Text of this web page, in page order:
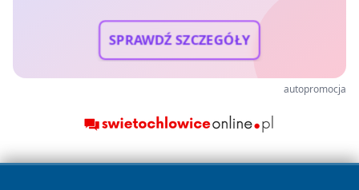
SPRAWDŹ SZCZEGÓŁY
autopromocja